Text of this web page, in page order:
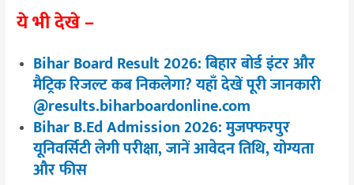
ये भी देखे –
Bihar Board Result 2026: बिहार बोर्ड इंटर और
मैट्रिक रिजल्ट कब निकलेगा? यहाँ देखें पूरी जानकारी
@results.biharboardonline.com
Bihar B.Ed Admission 2026: मुजफ्फरपुर
यूनिवर्सिटी लेगी परीक्षा, जानें आवेदन तिथि, योग्यता
और फीस